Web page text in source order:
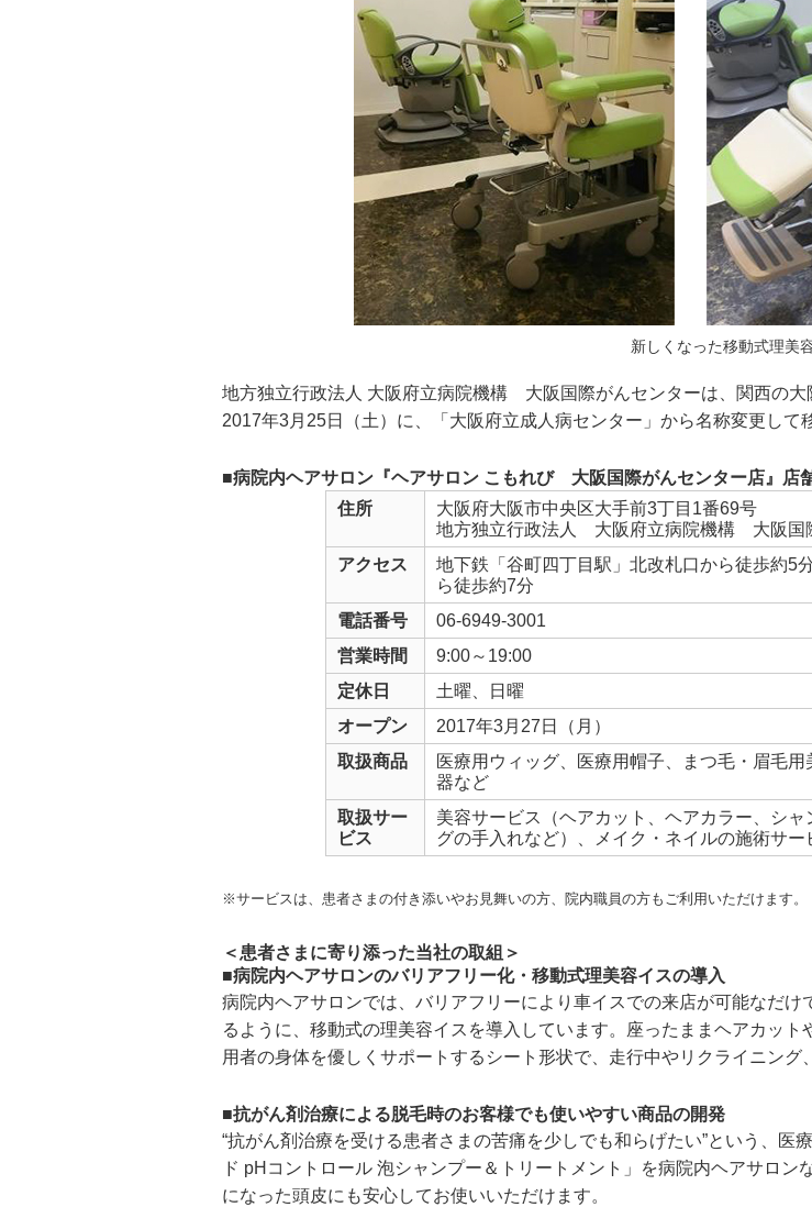
新しくなった移動式理美
地方独立行政法人 大阪府立病院機構 大阪国際がんセンターは、関西の大
2017年3月25日（土）に、「大阪府立成人病センター」から名称変更して
■病院内ヘアサロン『ヘアサロン こもれび 大阪国際がんセンター店』店
住所
大阪府大阪市中央区大手前3丁目1番69号
地方独立行政法人 大阪府立病院機構 大阪国
アクセス
地下鉄「谷町四丁目駅」北改札口から徒歩約5
ら徒歩約7分
電話番号
06-6949-3001
営業時間
9:00～19:00
定休日
土曜、日曜
オープン
2017年3月27日（月）
取扱商品
医療用ウィッグ、医療用帽子、まつ毛・眉毛
器など
取扱サー
ビス
美容サービス（ヘアカット、ヘアカラー、シ
グの手入れなど）、メイク・ネイルの施術サ
※サービスは、患者さまの付き添いやお見舞いの方、院内職員の方もご利用いただけます。
＜患者さまに寄り添った当社の取組＞
■病院内ヘアサロンのバリアフリー化・移動式理美容イスの導入
病院内ヘアサロンでは、バリアフリーにより車イスでの来店が可能なだ
るように、移動式の理美容イスを導入しています。座ったままヘアカッ
用者の身体を優しくサポートするシート形状で、走行中やリクライニング
■抗がん剤治療による脱毛時のお客様でも使いやすい商品の開発
“抗がん剤治療を受ける患者さまの苦痛を少しでも和らげたい”という、
ド pHコントロール 泡シャンプー＆トリートメント」を病院内ヘアサロ
になった頭皮にも安心してお使いいただけます。